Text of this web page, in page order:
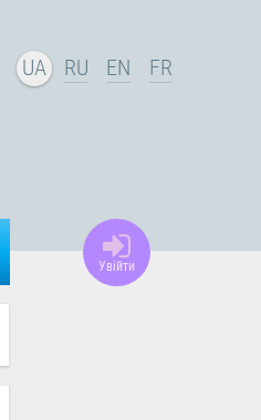
UA RU EN FR
Увійти